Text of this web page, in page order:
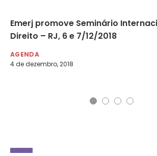
Emerj promove Seminário
Direito – RJ, 6 e 7/12/2018
AGENDA
4 de dezembro, 2018